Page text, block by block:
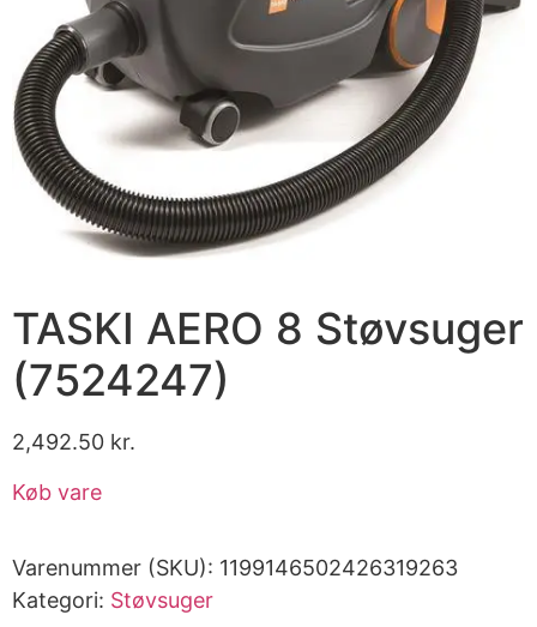
TASKI AERO 8 Støvsuger
(7524247)
2,492.50 kr.
Køb vare
Varenummer (SKU): 1199146502426319263
Kategori: Støvsuger